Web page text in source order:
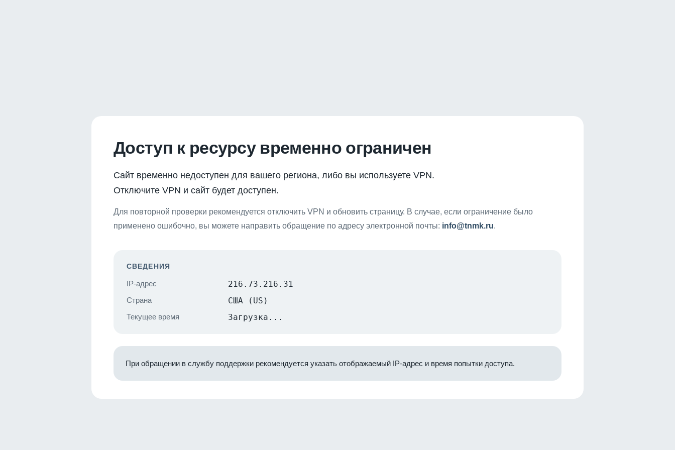
Доступ к ресурсу временно ограничен
Сайт временно недоступен для вашего региона, либо вы используете VPN.
Отключите VPN и сайт будет доступен.
Для повторной проверки рекомендуется отключить VPN и обновить страницу. В случае, если ограничение было
применено ошибочно, вы можете направить обращение по адресу электронной почты: info@tnmk.ru.
СВЕДЕНИЯ
IP-адрес 216.73.216.31
Страна США (US)
Текущее время Загрузка...
При обращении в службу поддержки рекомендуется указать отображаемый IP-адрес и время попытки доступа.